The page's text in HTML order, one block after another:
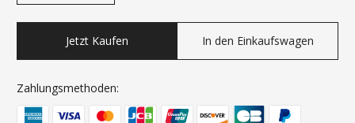
Jetzt Kaufen In den Einkaufswagen
Zahlungsmethoden: